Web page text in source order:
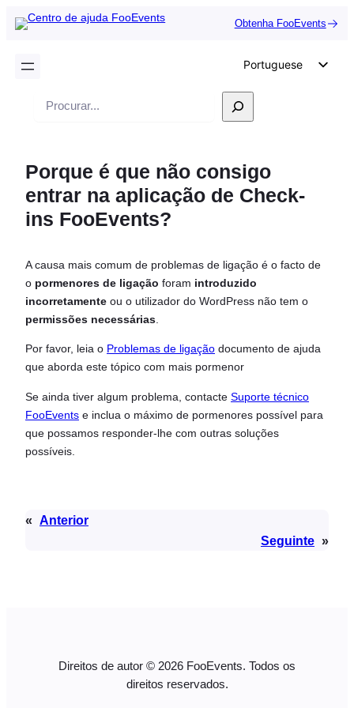
Obtenha FooEvents
Portuguese
English
German
Spanish
Italian
Czech
Greek
Pesquisar
Porque é que não consigo
entrar na aplicação de Check-
ins FooEvents?
A causa mais comum de problemas de ligação é o facto de
o pormenores de ligação foram introduzido
incorretamente ou o utilizador do WordPress não tem o
permissões necessárias
Por favor, leia o Problemas de ligação documento de ajuda
que aborda este tópico com mais pormenor
Se ainda tiver algum problema, contacte Suporte técnico
FooEvents e inclua o máximo de pormenores possível para
que possamos responder-lhe com outras soluções
possíveis.
« Anterior
Seguinte »
Direitos de autor © 2026 FooEvents. Todos os
direitos reservados.